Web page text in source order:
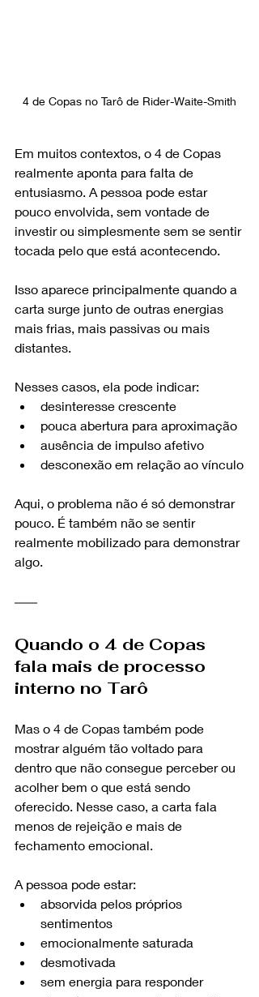
4 de Copas no Tarô de Rider-Waite-Smith
Em muitos contextos, o 4 de Copas
realmente aponta para falta de
entusiasmo. A pessoa pode estar
pouco envolvida, sem vontade de
investir ou simplesmente sem se sentir
tocada pelo que está acontecendo.
Isso aparece principalmente quando a
carta surge junto de outras energias
mais frias, mais passivas ou mais
distantes.
Nesses casos, ela pode indicar:
desinteresse crescente
pouca abertura para aproximação
ausência de impulso afetivo
desconexão em relação ao vínculo
Aqui, o problema não é só demonstrar
pouco. É também não se sentir
realmente mobilizado para demonstrar
algo.
Quando o 4 de Copas
fala mais de processo
interno no Tarô
Mas o 4 de Copas também pode
mostrar alguém tão voltado para
dentro que não consegue perceber ou
acolher bem o que está sendo
oferecido. Nesse caso, a carta fala
menos de rejeição e mais de
fechamento emocional.
A pessoa pode estar:
absorvida pelos próprios
sentimentos
emocionalmente saturada
desmotivada
sem energia para responder